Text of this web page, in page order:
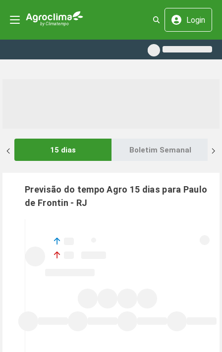
Login
15 dias Boletim Semanal
Previsão do tempo Agro 15 dias para Paulo
de Frontin - RJ